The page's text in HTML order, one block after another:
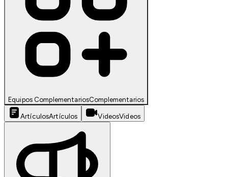
Equipos ComplementariosComplementarios
ArtículosArtículos VideosVideos